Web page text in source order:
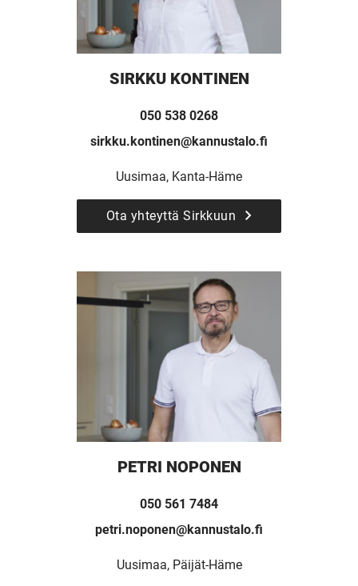
SIRKKU KONTINEN
050 538 0268
sirkku.kontinen@kannustalo.fi
Uusimaa, Kanta-Häme
Ota yhteyttä Sirkkuun
PETRI NOPONEN
050 561 7484
petri.noponen@kannustalo.fi
Uusimaa, Päijät-Häme